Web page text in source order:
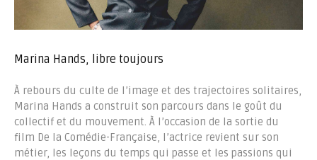
Marina Hands, libre toujours
À rebours du culte de l’image et des trajectoires solitaires,
Marina Hands a construit son parcours dans le goût du
collectif et du mouvement. À l’occasion de la sortie du
film De la Comédie-Française, l’actrice revient sur son
métier, les leçons du temps qui passe et les passions qui